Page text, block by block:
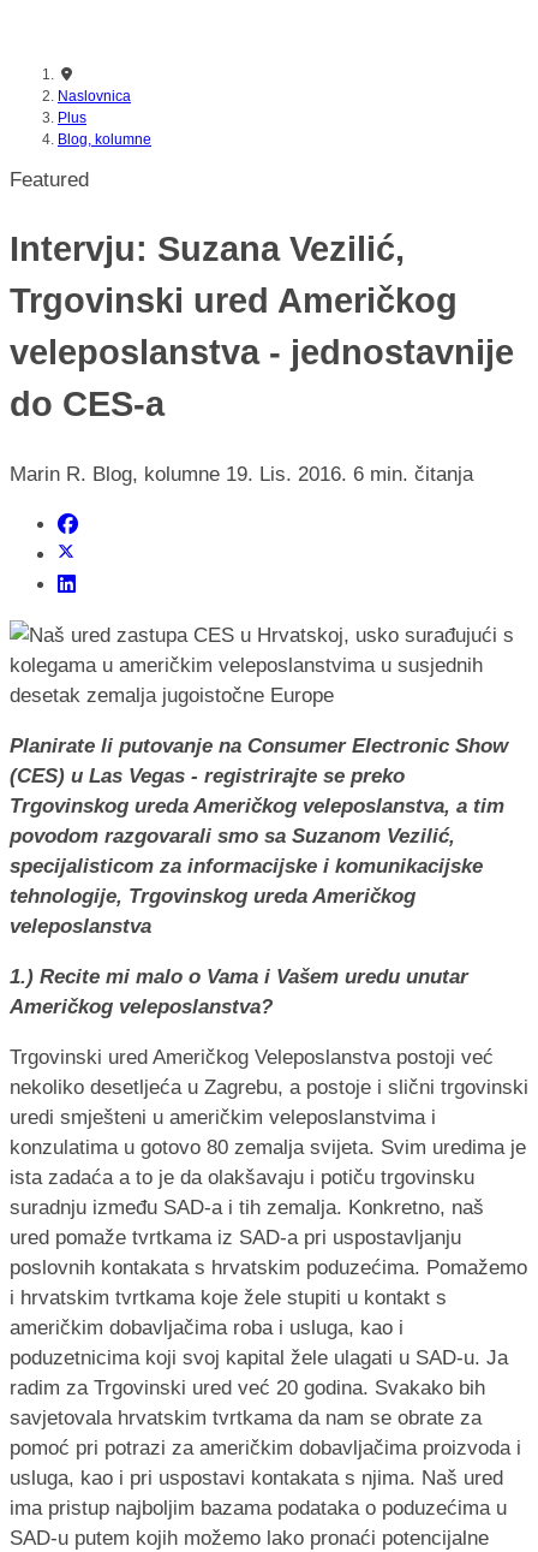
Naslovnica
Plus
Blog, kolumne
Featured
Intervju: Suzana Vezilić,
Trgovinski ured Američkog
veleposlanstva - jednostavnije
do CES-a
Marin R. Blog, kolumne 19. Lis. 2016. 6 min. čitanja
Planirate li putovanje na Consumer Electronic Show
(CES) u Las Vegas - registrirajte se preko
Trgovinskog ureda Američkog veleposlanstva, a tim
povodom razgovarali smo sa Suzanom Vezilić,
specijalisticom za informacijske i komunikacijske
tehnologije, Trgovinskog ureda Američkog
veleposlanstva
1.) Recite mi malo o Vama i Vašem uredu unutar
Američkog veleposlanstva?
Trgovinski ured Američkog Veleposlanstva postoji već
nekoliko desetljeća u Zagrebu, a postoje i slični trgovinski
uredi smješteni u američkim veleposlanstvima i
konzulatima u gotovo 80 zemalja svijeta. Svim uredima je
ista zadaća a to je da olakšavaju i potiču trgovinsku
suradnju između SAD-a i tih zemalja. Konkretno, naš
ured pomaže tvrtkama iz SAD-a pri uspostavljanju
poslovnih kontakata s hrvatskim poduzećima. Pomažemo
i hrvatskim tvrtkama koje žele stupiti u kontakt s
američkim dobavljačima roba i usluga, kao i
poduzetnicima koji svoj kapital žele ulagati u SAD-u. Ja
radim za Trgovinski ured već 20 godina. Svakako bih
savjetovala hrvatskim tvrtkama da nam se obrate za
pomoć pri potrazi za američkim dobavljačima proizvoda i
usluga, kao i pri uspostavi kontakata s njima. Naš ured
ima pristup najboljim bazama podataka o poduzećima u
SAD-u putem kojih možemo lako pronaći potencijalne